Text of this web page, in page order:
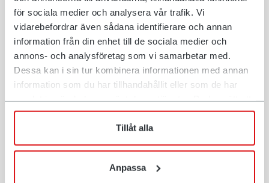
för sociala medier och analysera vår trafik. Vi
vidarebefordrar även sådana identifierare och annan
information från din enhet till de sociala medier och
annons- och analysföretag som vi samarbetar med.
Dessa kan i sin tur kombinera informationen med annan
information som du har tillhandahållit eller som de har
när som helst återkalla ditt lämnade samtycke.
Tillåt alla
Anpassa
Norge. De er en høyt verdsatt samarbeidspartner.
Har vi et problem kommer de hit til Grinder og løser
det. Det er korte kommunikasjonslinjer.
Entrack trenger ikke å ha konkrete utfordringer for å
kommunisere med leverandøren.
– Vi har jevnlig kontakt med Rototilt gjennom
kvartalsmøter der vi går gjennom status på
leveranser og nye produkter.
Entrack er «forsikret» mot